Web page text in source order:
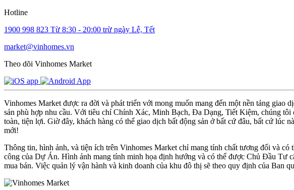
Hotline
1900 998 823 Từ 8:30 - 20:00 trừ ngày Lễ, Tết
market@vinhomes.vn
Theo dõi Vinhomes Market
Vinhomes Market được ra đời và phát triển với mong muốn mang đến một nền tảng giao
sản phù hợp nhu cầu. Với tiêu chí Chính Xác, Minh Bạch, Đa Dạng, Tiết Kiệm, chúng
toàn, tiện lợi. Giờ đây, khách hàng có thể giao dịch bất động sản ở bất cứ đâu, bất cứ lúc
mới!
Thông tin, hình ảnh, và tiện ích trên Vinhomes Market chỉ mang tính chất tương đối và
công của Dự Án. Hình ảnh mang tính minh họa định hướng và có thể được Chủ Đầu Tư
mua bán. Việc quản lý vận hành và kinh doanh của khu đô thị sẽ theo quy định của Ban